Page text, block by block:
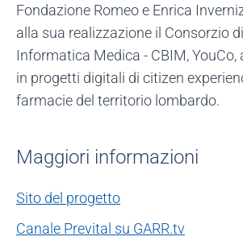
Fondazione Romeo e Enrica
alla sua realizzazione il Consorzio
Informatica Medica - CBIM, YouCo,
in progetti digitali di citizen
farmacie del territorio lombardo.
Maggiori informazioni
Sito del progetto
Canale Prevital su GARR.tv